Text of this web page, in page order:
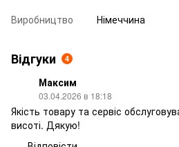
Виробництво Німеччина
Відгуки 4
Максим
03.04.2026 в 18:18
Якість товару та сервіс
висоті. Дякую!